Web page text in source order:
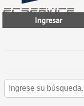
Ingresar